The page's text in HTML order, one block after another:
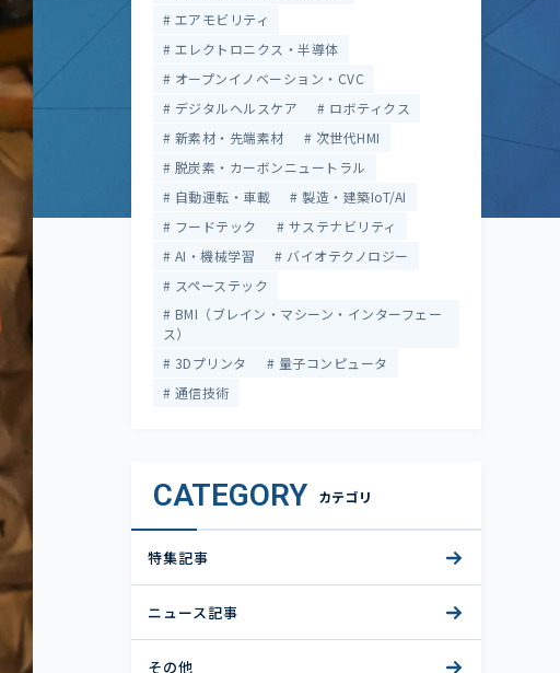
エアモビリティ
エレクトロニクス・半導体
オープンイノベーション・CVC
デジタルヘルスケア
ロボティクス
新素材・先端素材
次世代HMI
脱炭素・カーボンニュートラル
自動運転・車載
製造・建築IoT/AI
フードテック
サステナビリティ
AI・機械学習
バイオテクノロジー
スペーステック
BMI（ブレイン・マシーン・インターフェー
ス）
3Dプリンタ
量子コンピュータ
通信技術
CATEGORY カテゴリ
特集記事
ニュース記事
その他